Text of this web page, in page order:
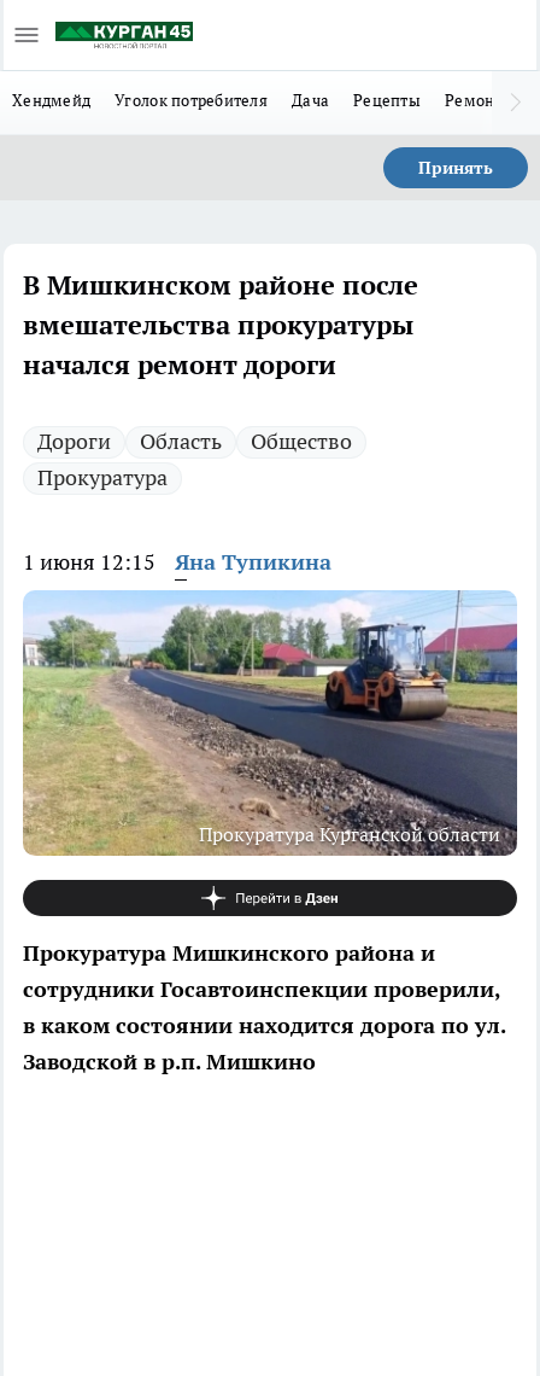
Хендмейд Уголок потребителя Дача Рецепты Ремонт
Принять
В Мишкинском районе после
вмешательства прокуратуры
начался ремонт дороги
Дороги Область
Общество
Прокуратура
1 июня 12:15 Яна Тупикина
Прокуратура Курганской области
Прокуратура Мишкинского района и
сотрудники Госавтоинспекции проверили,
в каком состоянии находится дорога по ул.
Заводской в р.п. Мишкино